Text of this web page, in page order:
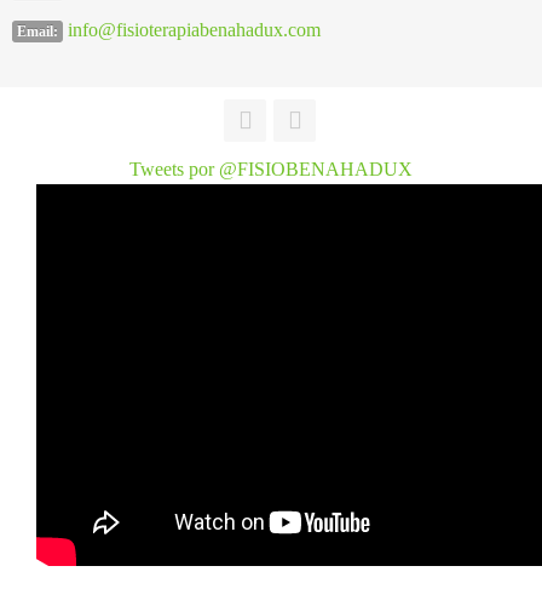
Email: info@fisioterapiabenahadux.com
Tweets por @FISIOBENAHADUX